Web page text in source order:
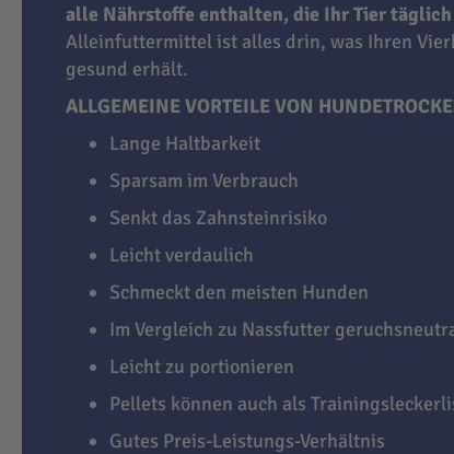
alle Nährstoffe enthalten, die Ihr Tier
Alleinfuttermittel ist alles drin, was Ihren
gesund erhält.
ALLGEMEINE VORTEILE VON
Lange Haltbarkeit
Sparsam im Verbrauch
Senkt das Zahnsteinrisiko
Leicht verdaulich
Schmeckt den meisten Hunden
Im Vergleich zu Nassfutter
Leicht zu portionieren
Pellets können auch als
Gutes Preis-Leistungs-Verhältnis